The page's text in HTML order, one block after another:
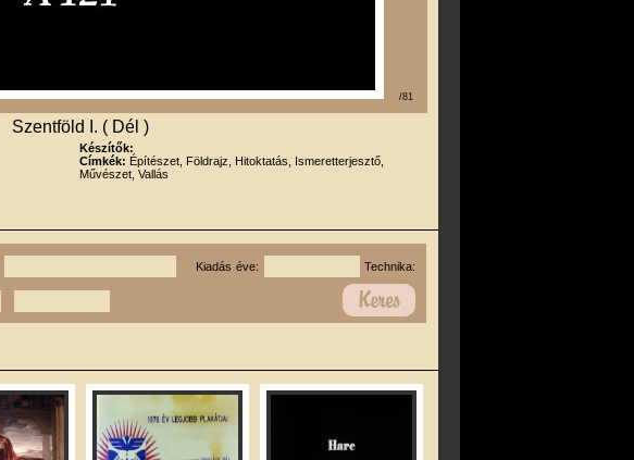
/81
Szentföld I. ( Dél )
Készítők:
Címkék: Építészet, Földrajz, Hitoktatás, Ismeretterjesztő,
Művészet, Vallás
Kiadás éve: Technika: